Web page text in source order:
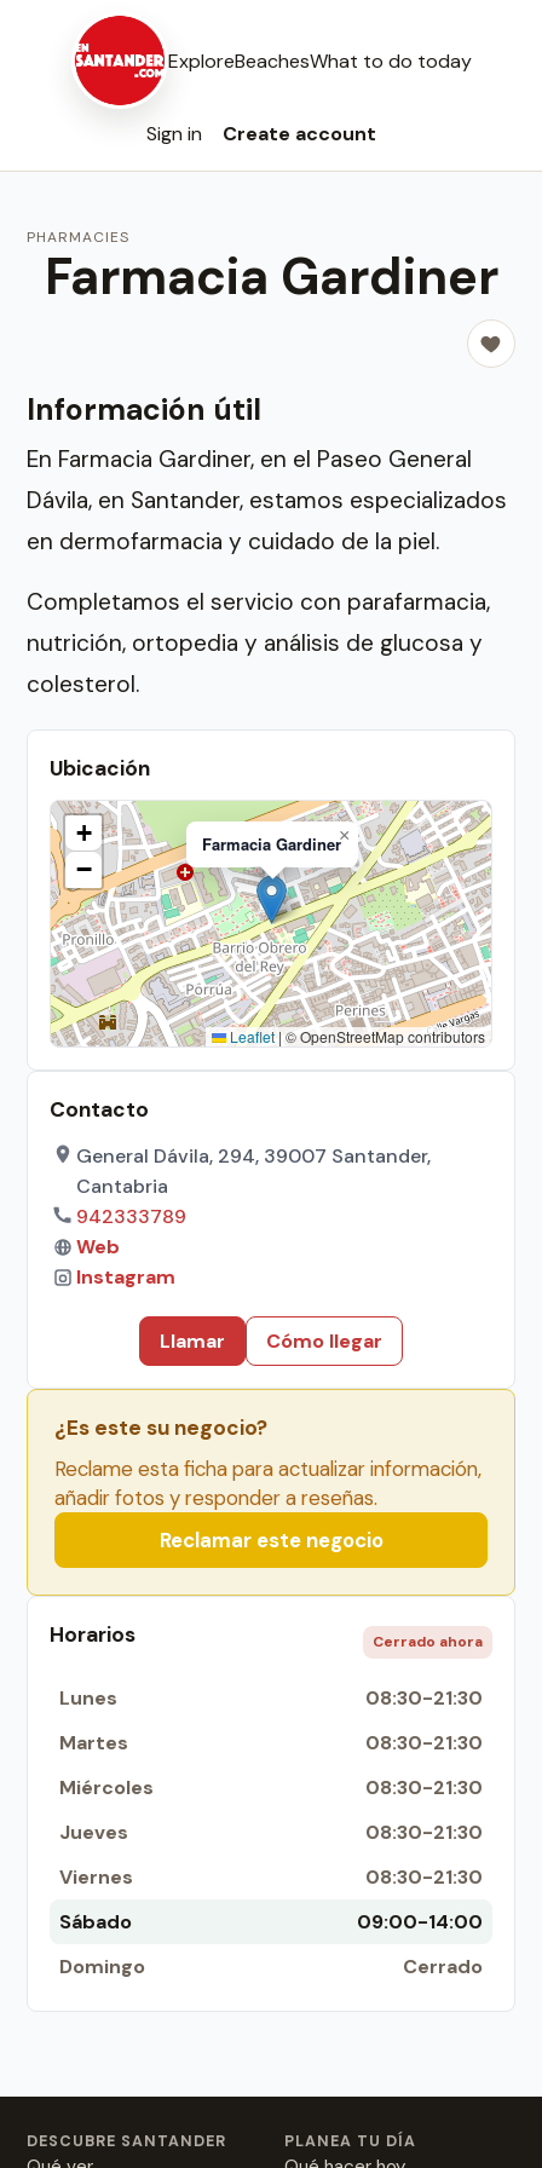
ExploreBeachesWhat to do today
Sign in Create account
PHARMACIES
Farmacia Gardiner
Información útil
En Farmacia Gardiner, en el Paseo General
Dávila, en Santander, estamos especializados
en dermofarmacia y cuidado de la piel.
Completamos el servicio con parafarmacia,
nutrición, ortopedia y análisis de glucosa y
colesterol.
Ubicación
Farmacia Gardiner×
+
−
Leaflet | © OpenStreetMap contributors
Contacto
General Dávila, 294, 39007 Santander,
Cantabria
942333789
Web
Instagram
Llamar Cómo llegar
¿Es este su negocio?
Reclame esta ficha para actualizar información,
añadir fotos y responder a reseñas.
Reclamar este negocio
Horarios Cerrado ahora
Lunes
08:30-21:30
Martes
08:30-21:30
Miércoles
08:30-21:30
Jueves
08:30-21:30
Viernes
08:30-21:30
Sábado
09:00-14:00
Domingo
Cerrado
DESCUBRE SANTANDER PLANEA TU DÍA